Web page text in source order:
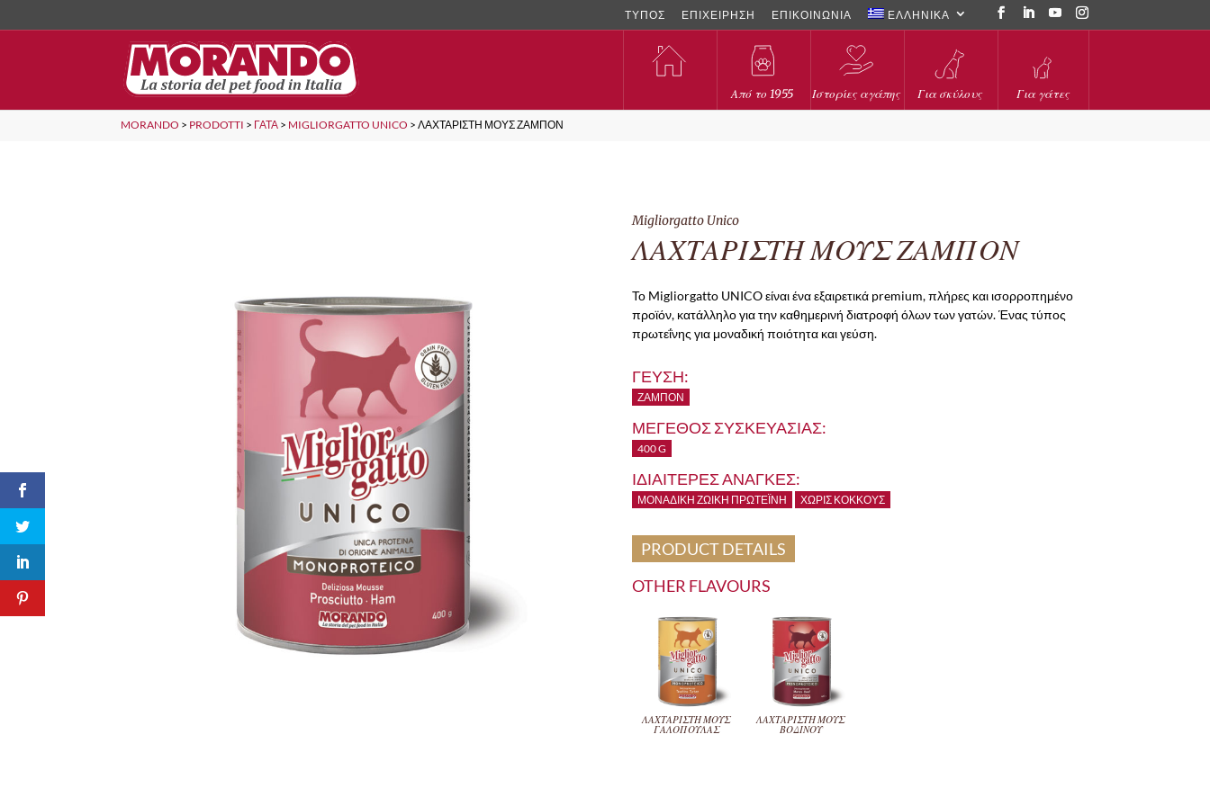
ΤΥΠΟΣ ΕΠΙΧΕΙΡΗΣΗ ΕΠΙΚΟΙΝΩΝΙΑ ΕΛΛΗΝΙΚΑ
Από το 1955 Ιστορίες αγάπης Για σκύλους Για γάτες
MORANDO > PRODOTTI > ΓΆΤΑ > MIGLIORGATTO UNICO >ΛΑΧΤΑΡΙΣΤΗ ΜΟΥΣ ΖΑΜΠΟΝ
Migliorgatto Unico
ΛΑΧΤΑΡΙΣΤΗ ΜΟΥΣ ΖΑΜΠΟΝ
Το Migliorgatto UNICO είναι ένα εξαιρετικά premium, πλήρες και ισορροπημένο
προϊόν, κατάλληλο για την καθημερινή διατροφή όλων των γατών. Ένας τύπος
πρωτεΐνης για μοναδική ποιότητα και γεύση.
ΓΕΥΣΗ:
ΖΑΜΠΌΝ
ΜΕΓΕΘΟΣ ΣΥΣΚΕΥΑΣΙΑΣ:
400 G
ΙΔΙΑΙΤΕΡΕΣ ΑΝΑΓΚΕΣ:
ΜΟΝΑΔΙΚΉ ΖΩΙΚΉ ΠΡΩΤΕΪ́ΝΗ ΧΩΡΊΣ ΚΌΚΚΟΥΣ
PRODUCT DETAILS
OTHER FLAVOURS
ΛΑΧΤΑΡΙΣΤΗ ΜΟΥΣ
ΓΑΛΟΠΟΥΛΑΣ
ΛΑΧΤΑΡΙΣΤΗ ΜΟΥΣ
ΒΟΔΙΝΟΥ